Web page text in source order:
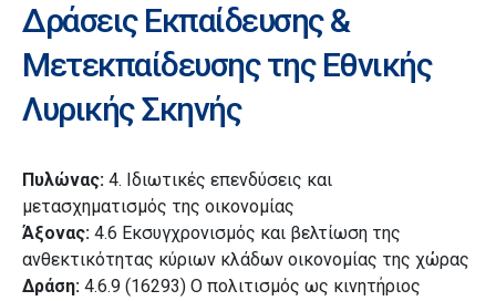
Δράσεις Εκπαίδευσης &
Μετεκπαίδευσης της Εθνικής
Λυρικής Σκηνής
Πυλώνας: 4. Ιδιωτικές επενδύσεις και
μετασχηματισμός της οικονομίας
Άξονας: 4.6 Εκσυγχρονισμός και βελτίωση της
ανθεκτικότητας κύριων κλάδων οικονομίας της χώρας
Δράση: 4.6.9 (16293) Ο πολιτισμός ως κινητήριος